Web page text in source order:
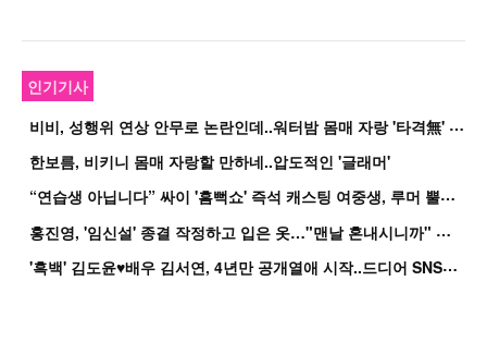
인기기사
비
비, 성행위 연상 안무로 논란인데..워터밤 몸매 자랑 '타격無' 근황
한보름, 비키니 몸매 자랑할 만하네..압도적인 '글래머'
“
연습생 아닙니다” 싸이 '흠뻑쇼' 즉석 캐스팅 여중생, 루머 뿔났다[Oh!쎈 이...
홍
진영, '임신설' 종결 작정하고 입은 옷…"맨날 혼내시니까" 억울
'
흑백' 김도윤♥배우 김서연, 4년만 공개열애 시작..드디어 SNS에 노출 [핫피...